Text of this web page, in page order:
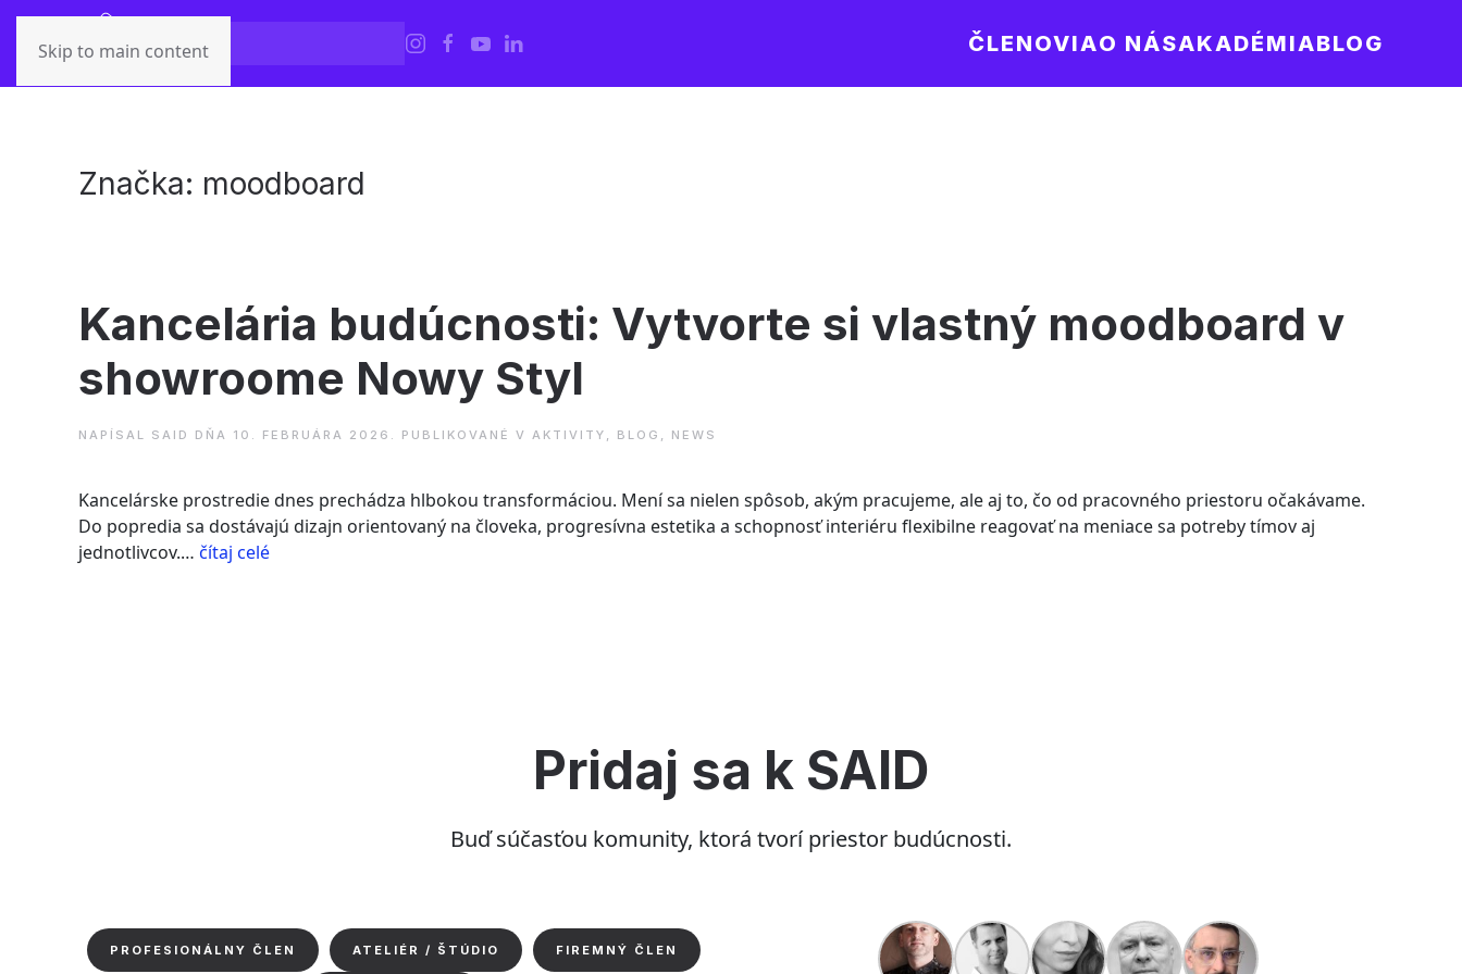
Skip to main content ČLENOVIAO NÁSAKADÉMIABLOG
Značka: moodboard
Kancelária budúcnosti: Vytvorte si vlastný moodboard v
showroome Nowy Styl
NAPÍSAL SAID DŇA 10. FEBRUÁRA 2026 . PUBLIKOVANÉ V AKTIVITY , BLOG , NEWS
Kancelárske prostredie dnes prechádza hlbokou transformáciou. Mení sa nielen spôsob, akým pracujeme, ale aj to, čo od pracovného priestoru očakávame.
Do popredia sa dostávajú dizajn orientovaný na človeka, progresívna estetika a schopnosť interiéru flexibilne reagovať na meniace sa potreby tímov aj
jednotlivcov.… čítaj celé“Kancelária
Pridaj sa k SAID
Buď súčasťou komunity, ktorá tvorí priestor budúcnosti.
PROFESIONÁLNY ČLEN ATELIÉR / ŠTÚDIO FIREMNÝ ČLEN